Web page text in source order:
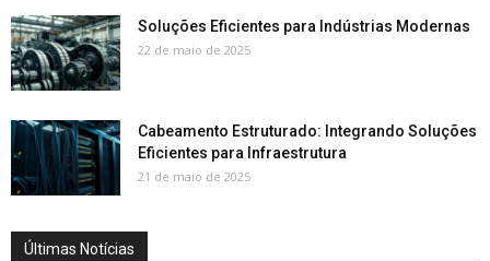
Soluções Eficientes para Indústrias Modernas
22 de maio de 2025
Cabeamento Estruturado: Integrando Soluções
Eficientes para Infraestrutura
21 de maio de 2025
Últimas Notícias